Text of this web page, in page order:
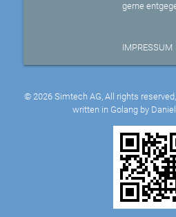
gerne
IMPRESSUM
© 2026 Simtech AG, All rights
written in Golang by